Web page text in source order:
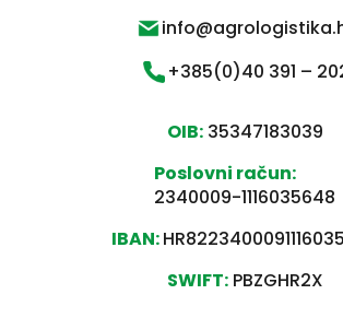
+385(0)40 391 –
OIB:35347183039
Poslovni račun:
2340009-1116035648
IBAN:
SWIFT:PBZGHR2X